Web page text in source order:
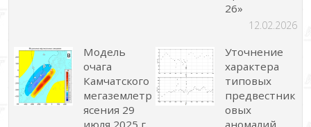
26»
12.02.2026
Модель
очага
Камчатского
мегаземлетр
ясения 29
Уточнение
характера
типовых
предвестник
овых